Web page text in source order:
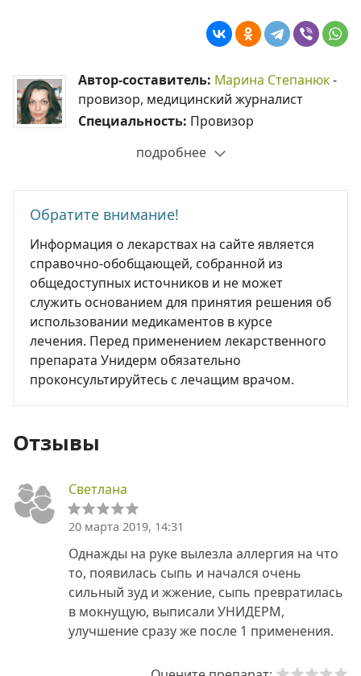
Автор-составитель: Марина Степанюк-
провизор, медицинский журналист
Специальность: Провизор
подробнее
Обратите внимание!
Информация о лекарствах на сайте является
справочно-обобщающей, собранной из
общедоступных источников и не может
служить основанием для принятия решения об
использовании медикаментов в курсе
лечения. Перед применением лекарственного
препарата Унидерм обязательно
проконсультируйтесь с лечащим врачом.
Отзывы
Светлана
20 марта 2019, 14:31
Однажды на руке вылезла аллергия на что
то, появилась сыпь и начался очень
сильный зуд и жжение, сыпь превратилась
в мокнущую, выписали УНИДЕРМ,
улучшение сразу же после 1 применения.